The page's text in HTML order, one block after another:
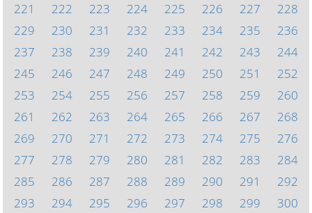
221
222 223 224 225 226 227
228
229
230 231 232 233 234 235
236
237
238 239 240 241 242 243
244
245
246 247 248 249 250 251
252
253
254 255 256 257 258 259
260
261
262 263 264 265 266 267
268
269
270 271 272 273 274 275
276
277
278 279 280 281 282 283
284
285
286 287 288 289 290 291
292
293
294 295 296 297 298 299
300